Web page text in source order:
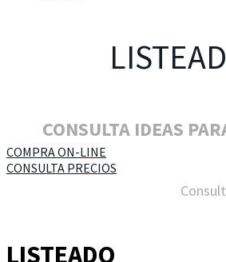
CONSULTA IDEAS
COMPRA ON-LINE
CONSULTA PRECIOS
LISTEADO